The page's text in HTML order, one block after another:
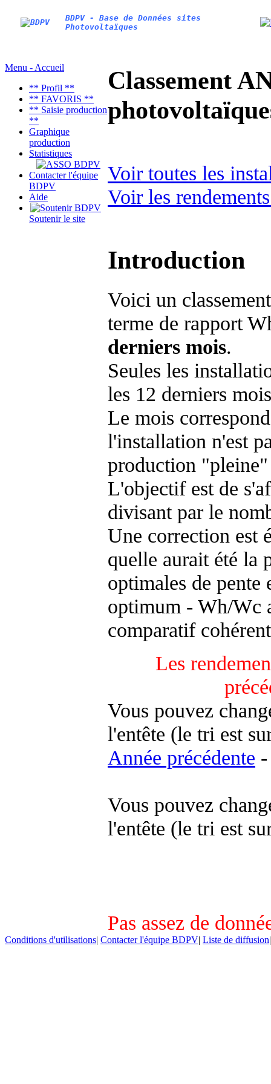
BDPV - Base de Données sites
Photovoltaïques
Menu - Accueil
** Profil **
** FAVORIS **
** Saisie production
**
Graphique
production
Statistiques
Contacter l'équipe
BDPV
Aide
Soutenir le site
Classement
Voir toutes les
Voir les
Introduction
Voici un
terme de rapport
derniers mois.
Seules les
les 12 derniers
Le mois
l'installation n'est
production "pleine"
L'objectif est de
divisant par le
Une correction est
quelle aurait été la
optimales de
optimum - Wh/Wc
comparatif
Les
Vous pouvez
l'entête (le tri est
Année précédente
Vous pouvez
l'entête (le tri est
Pas assez de
Conditions d'utilisations| Contacter l'équipe BDPV| Liste de diffusion